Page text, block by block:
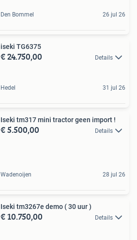
Den Bommel 26 jul 26
iseki TG6375
€ 24.750,00 Details
Hedel 31 jul 26
Iseki tm317 mini tractor geen import !
€ 5.500,00 Details
Wadenoijen 28 jul 26
Iseki tm3267e demo ( 30 uur )
€ 10.750,00 Details